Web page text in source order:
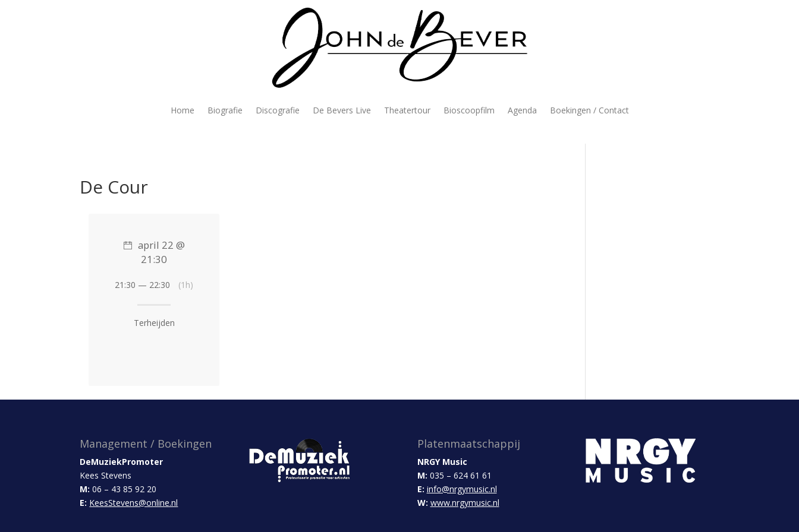
Home Biografie Discografie De Bevers Live Theatertour Bioscoopfilm Agenda Boekingen / Contact
De Cour
april 22 @
21:30
21:30 — 22:30 (1h)
Terheijden
Management / Boekingen
DeMuziekPromoter
Kees Stevens
M: 06 – 43 85 92 20
E: KeesStevens@online.nl
Platenmaatschappij
NRGY Music
M: 035 – 624 61 61
E: info@nrgymusic.nl
W: www.nrgymusic.nl